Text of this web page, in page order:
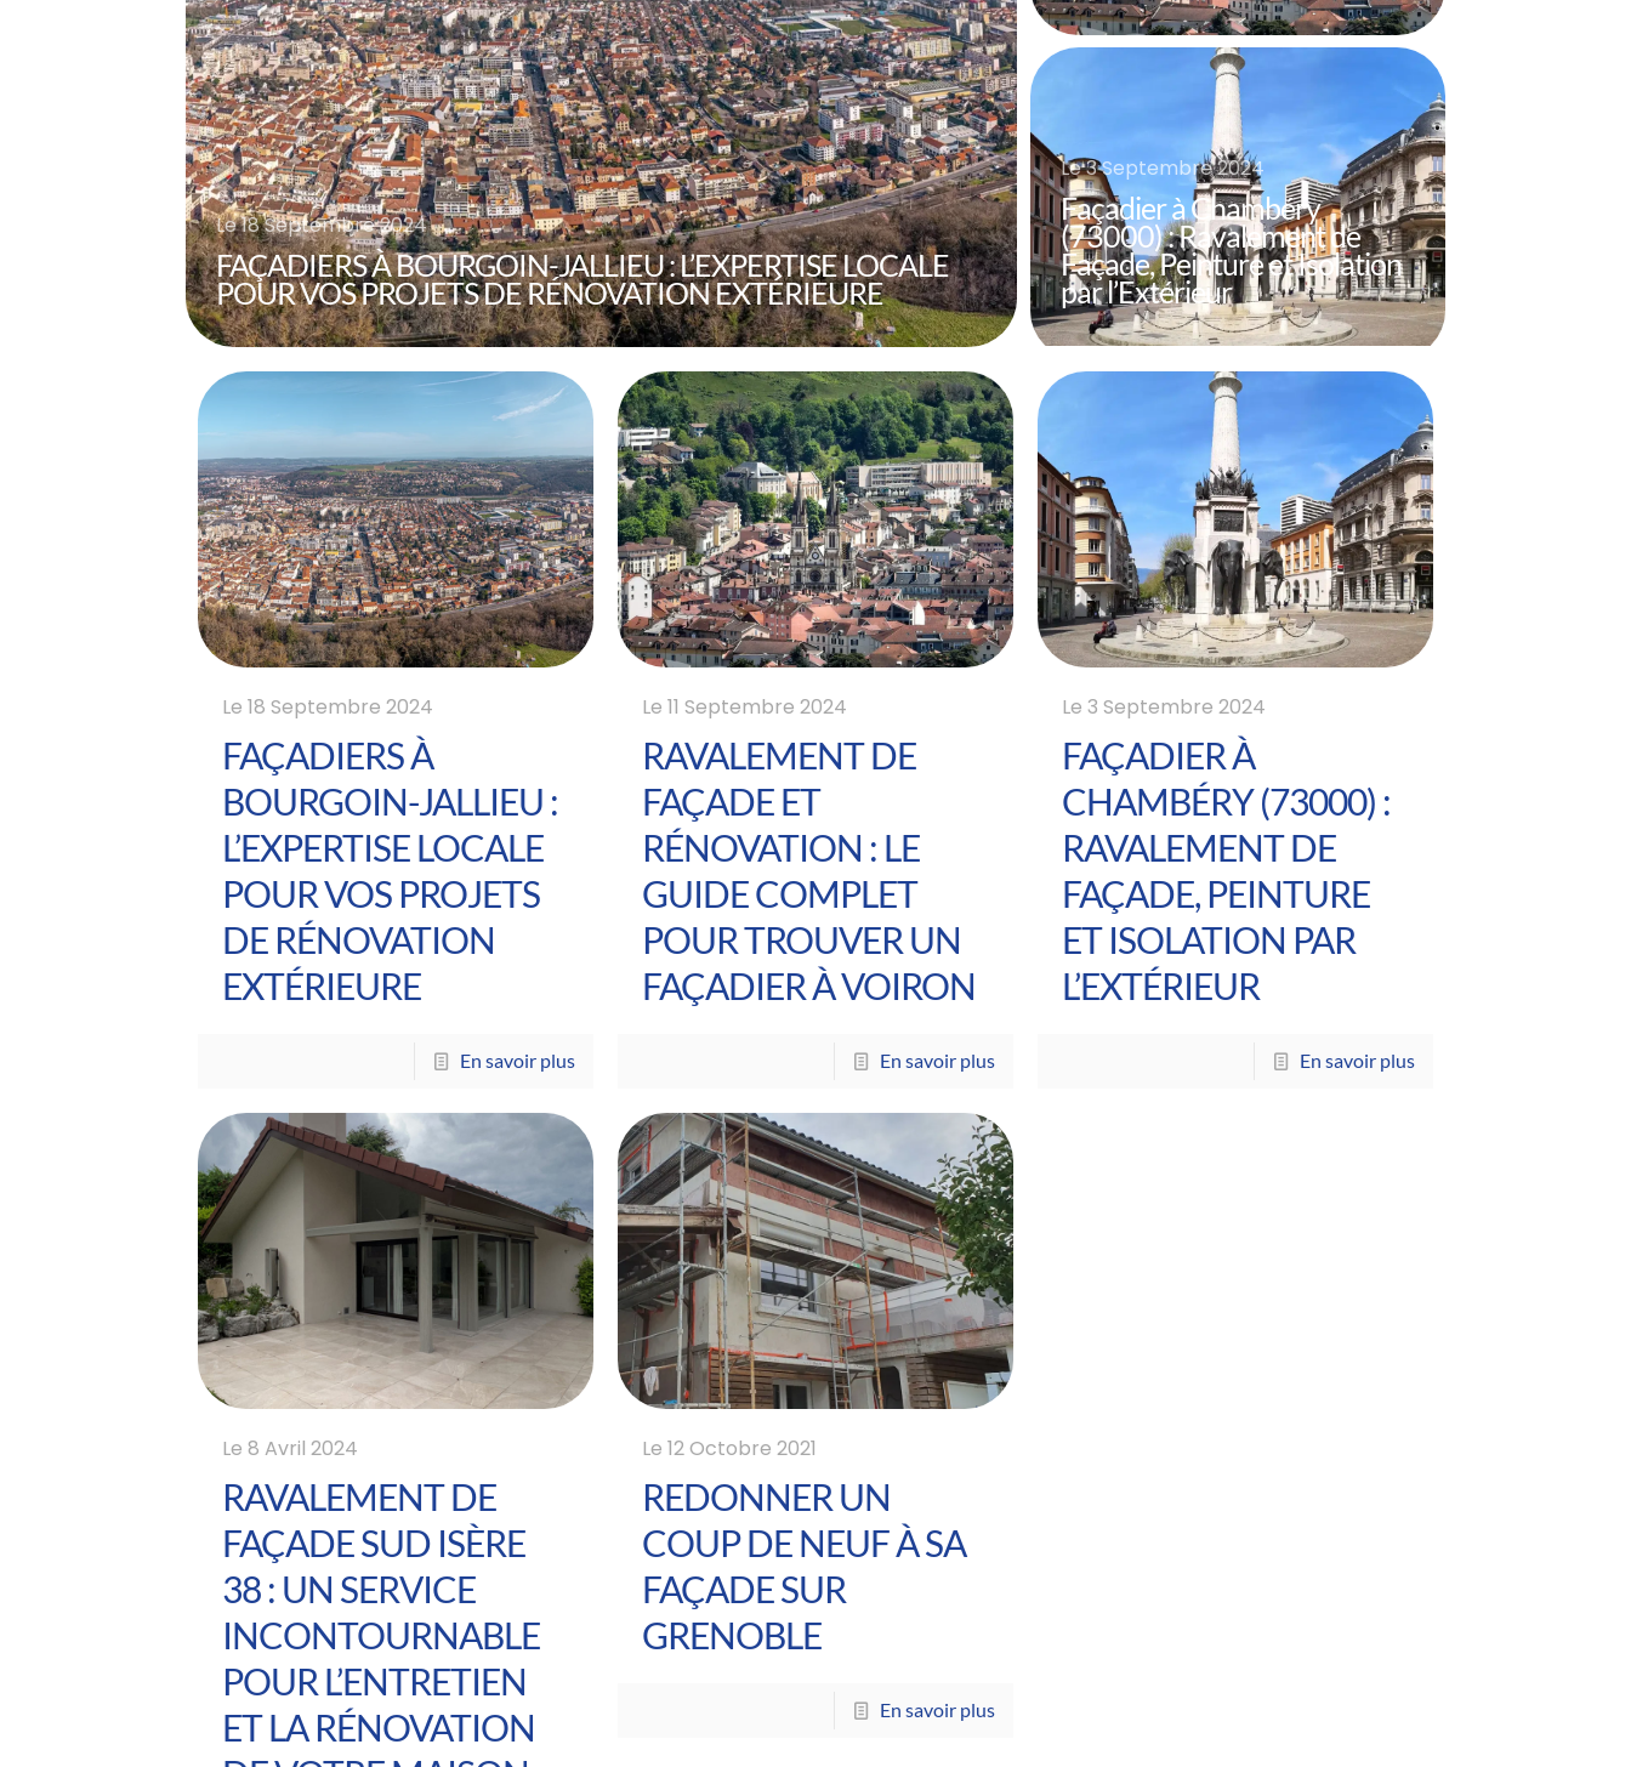
Le18 Septembre 2024
FAÇADIERS À BOURGOIN-JALLIEU : L’EXPERTISE LOCALE
POUR VOS PROJETS DE RÉNOVATION EXTÉRIEURE
Le3 Septembre 2024
Façadier à Chambéry
(73000) : Ravalement de
Façade, Peinture et Isolation
par l’Extérieur
Le18 Septembre 2024
FAÇADIERS À
BOURGOIN-JALLIEU :
L’EXPERTISE LOCALE
POUR VOS PROJETS
DE RÉNOVATION
EXTÉRIEURE
En savoir plus
Le11 Septembre 2024
RAVALEMENT DE
FAÇADE ET
RÉNOVATION : LE
GUIDE COMPLET
POUR TROUVER UN
FAÇADIER À VOIRON
En savoir plus
Le 3 Septembre 2024
FAÇADIER À
CHAMBÉRY (73000) :
RAVALEMENT DE
FAÇADE, PEINTURE
ET ISOLATION PAR
L’EXTÉRIEUR
En savoir plus
Le8 Avril 2024
RAVALEMENT DE
FAÇADE SUD ISÈRE
38 : UN SERVICE
INCONTOURNABLE
POUR L’ENTRETIEN
ET LA RÉNOVATION
Le12 Octobre 2021
REDONNER UN
COUP DE NEUF À SA
FAÇADE SUR
GRENOBLE
En savoir plus